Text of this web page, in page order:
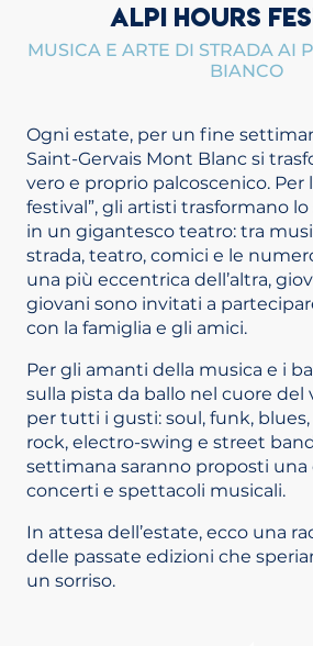
ALPI HOURS
MUSICA E ARTE DI STRADA AI
BIANCO
Ogni estate, per un fine
Saint-Gervais Mont Blanc si
vero e proprio palcoscenico. Per
festival”, gli artisti trasformano
in un gigantesco teatro: tra
strada, teatro, comici e le
una più eccentrica dell’altra,
giovani sono invitati a
con la famiglia e gli amici.
Per gli amanti della musica e i
sulla pista da ballo nel cuore del
per tutti i gusti: soul, funk, blues,
rock, electro-swing e street
settimana saranno proposti una
concerti e spettacoli musicali.
In attesa dell’estate, ecco una
delle passate edizioni che
un sorriso.